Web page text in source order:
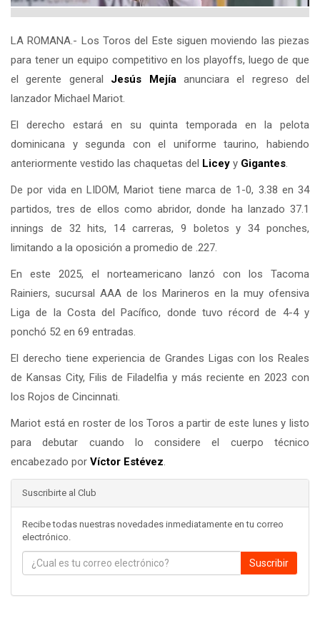
LA ROMANA.- Los Toros del Este siguen moviendo las piezas
para tener un equipo competitivo en los playoffs, luego de que
el gerente general Jesús Mejíaanunciara el regreso del
lanzador Michael Mariot.
El derecho estará en su quinta temporada en la pelota
dominicana y segunda con el uniforme taurino, habiendo
anteriormente vestido las chaquetas del Licey y Gigantes.
De por vida en LIDOM, Mariot tiene marca de 1-0, 3.38 en 34
partidos, tres de ellos como abridor, donde ha lanzado 37.1
innings de 32 hits, 14 carreras, 9 boletos y 34 ponches,
limitando a la oposición a promedio de .227.
En este 2025, el norteamericano lanzó con los Tacoma
Rainiers, sucursal AAA de los Marineros en la muy ofensiva
Liga de la Costa del Pacífico, donde tuvo récord de 4-4 y
ponchó 52 en 69 entradas.
El derecho tiene experiencia de Grandes Ligas con los Reales
de Kansas City, Filis de Filadelfia y más reciente en 2023 con
los Rojos de Cincinnati.
Mariot está en roster de los Toros a partir de este lunes y listo
para debutar cuando lo considere el cuerpo técnico
encabezado por Víctor Estévez.
Suscribirte al Club
Recibe todas nuestras novedades inmediatamente en tu correo
electrónico.
Suscribir